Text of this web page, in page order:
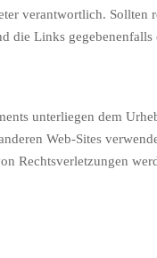
verantwortlich.
die Links gegebenenfalls
unterliegen dem
Web-Sites
Rechtsverletzungen